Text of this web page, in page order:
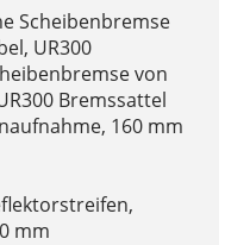
Scheibenbremse
UR300
von
Bremssattel
160 mm
mm